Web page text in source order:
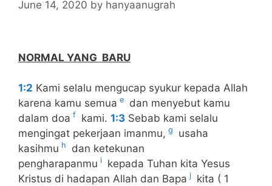
June 14, 2020 by hanyaanugrah
NORMAL YANG BARU
1:2 Kami selalu mengucap syukur kepada Allah
karena kamu semua e
dan menyebut kamu
dalam doa f kami. 1:3 Sebab kami selalu
mengingat pekerjaan imanmu, g
usaha
kasihmu h
dan ketekunan
pengharapanmu i
kepada Tuhan kita Yesus
Kristus di hadapan Allah dan Bapa j
kita ( 1